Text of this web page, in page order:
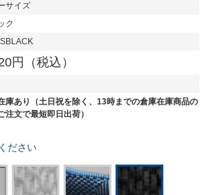
サイズ
ク
円（税込）
庫あり（土日祝を除く、13時までの倉庫在庫商品の
注文で最短即日出荷）
ださい